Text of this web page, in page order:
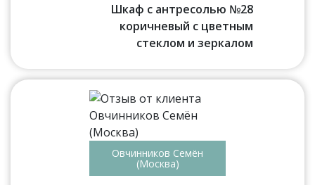
Шкаф с антресолью №28
коричневый с цветным
стеклом и зеркалом
Овчинников Семён
(Москва)